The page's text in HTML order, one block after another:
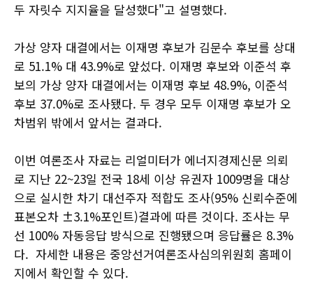
두 자릿수 지지율을 달성했다"고 설명했다.
가상 양자 대결에서는 이재명 후보가 김문수 후보를 상대
로 51.1% 대 43.9%로 앞섰다. 이재명 후보와 이준석 후
보의 가상 양자 대결에서는 이재명 후보 48.9%, 이준석
후보 37.0%로 조사됐다. 두 경우 모두 이재명 후보가 오
차범위 밖에서 앞서는 결과다.
이번 여론조사 자료는 리얼미터가 에너지경제신문 의뢰
로 지난 22~23일 전국 18세 이상 유권자 1009명을 대상
으로 실시한 차기 대선주자 적합도 조사(95% 신뢰수준에
표본오차 ±3.1%포인트)결과에 따른 것이다. 조사는 무
선 100% 자동응답 방식으로 진행됐으며 응답률은 8.3%
다. 자세한 내용은 중앙선거여론조사심의위원회 홈페이
지에서 확인할 수 있다.